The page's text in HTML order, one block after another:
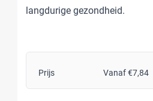
langdurige gezondheid.
Prijs Vanaf €7,84